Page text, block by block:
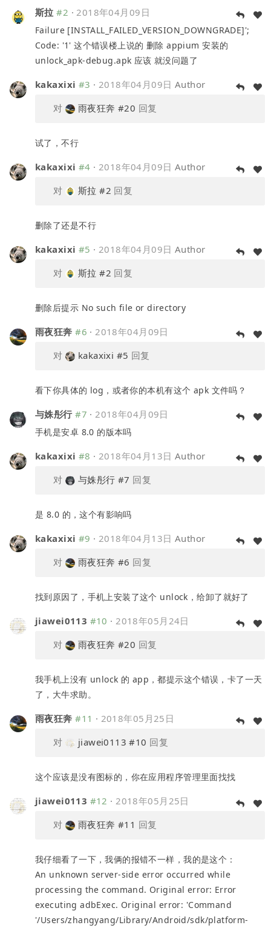
斯拉 #2 · 2018年04月09日
Failure [INSTALL_FAILED_VERSION_DOWNGRADE]';
Code: '1' 这个错误楼上说的 删除 appium 安装的
unlock_apk-debug.apk 应该 就没问题了
kakaxixi #3 · 2018年04月09日 Author
对
雨夜狂奔 #20 回复
试了，不行
kakaxixi #4 · 2018年04月09日 Author
对
斯拉 #2 回复
删除了还是不行
kakaxixi #5 · 2018年04月09日 Author
对
斯拉 #2 回复
删除后提示 No such file or directory
雨夜狂奔 #6 · 2018年04月09日
对
kakaxixi #5 回复
看下你具体的 log，或者你的本机有这个 apk 文件吗？
与姝彤行 #7 · 2018年04月09日
手机是安卓 8.0 的版本吗
kakaxixi #8 · 2018年04月13日 Author
对
与姝彤行 #7 回复
是 8.0 的，这个有影响吗
kakaxixi #9 · 2018年04月13日 Author
对
雨夜狂奔 #6 回复
找到原因了，手机上安装了这个 unlock，给卸了就好了
jiawei0113 #10 · 2018年05月24日
对
雨夜狂奔 #20 回复
我手机上没有 unlock 的 app，都提示这个错误，卡了一天
了，大牛求助。
雨夜狂奔 #11 · 2018年05月25日
对
jiawei0113 #10 回复
这个应该是没有图标的，你在应用程序管理里面找找
jiawei0113 #12 · 2018年05月25日
对
雨夜狂奔 #11 回复
我仔细看了一下，我俩的报错不一样，我的是这个：
An unknown server-side error occurred while
processing the command. Original error: Error
executing adbExec. Original error: 'Command
'/Users/zhangyang/Library/Android/sdk/platform-